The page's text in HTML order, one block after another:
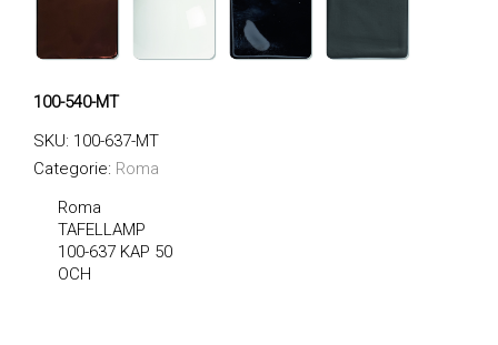
100-540-MT
SKU: 100-637-MT
Categorie: Roma
Roma
TAFELLAMP
100-637 KAP 50
OCH